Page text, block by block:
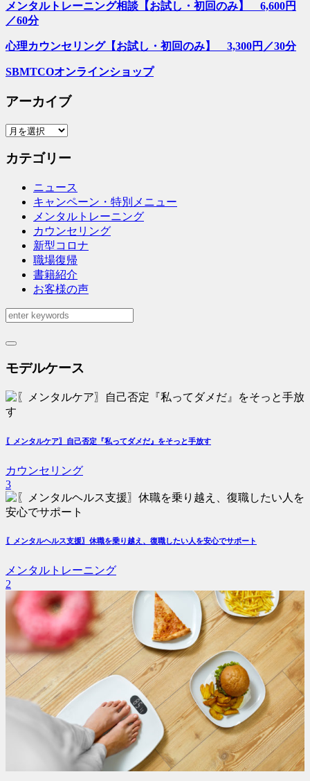
メンタルトレーニング相談【お試し・初回のみ】 6,600円
／60分
心理カウンセリング【お試し・初回のみ】 3,300円／30分
SBMTCOオンラインショップ
アーカイブ
ア
カ
カテゴリー
ニュース
キャンペーン・特別メニュー
メンタルトレーニング
カウンセリング
新型コロナ
職場復帰
書籍紹介
お客様の声
モデルケース
〖メンタルケア〗自己否定『私ってダメだ』をそっと手放す
カウンセリング
3
〖メンタルヘルス支援〗休職を乗り越え、復職したい人を安心でサポート
メンタルトレーニング
2